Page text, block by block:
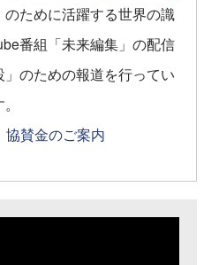
のために活躍する世界の識
番組「未来編集」の配信
のための報道を行ってい
協賛金のご案内